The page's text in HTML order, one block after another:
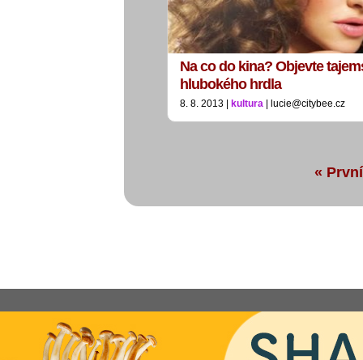
Na co do kina? Objevte
hlubokého hrdla
8. 8. 2013 | kultura | lucie@citybee.cz
« První